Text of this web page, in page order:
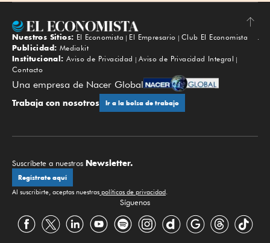
Subir
Nuestros Sitios: El Economista El Empresario
Club El Economista
Publicidad: Mediakit
Institucional: Aviso de Privacidad
Aviso de Privacidad Integral
Contacto
Una empresa de Nacer Global
Trabaja con nosotros Ir a la bolsa de trabajo
Suscríbete a nuestros Newsletter.
Regístrate aquí
Al suscribirte, aceptas nuestras políticas de privacidad.
Síguenos